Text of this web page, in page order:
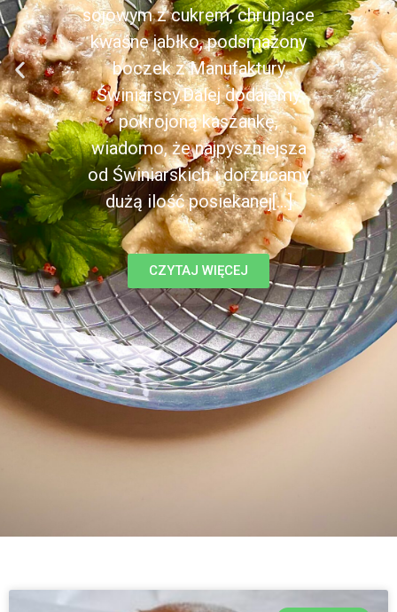
sojowym z cukrem, chrupiące
kwaśne jabłko, podsmażony
boczek z Manufaktury
Świniarscy.Dalej dodajemy
pokrojoną kaszankę,
wiadomo, że najpyszniejsza
od Świniarskich i dorzucamy
dużą ilość posiekanej[...]
CZYTAJ WIĘCEJ